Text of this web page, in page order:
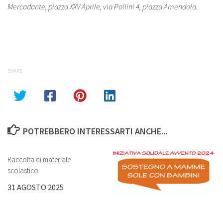
Mercadante, piazza XXV Aprile, via Pollini 4, piazza Amendola.
SHARE
POTREBBERO INTERESSARTI ANCHE...
Raccolta di materiale
scolastico
31 AGOSTO 2025